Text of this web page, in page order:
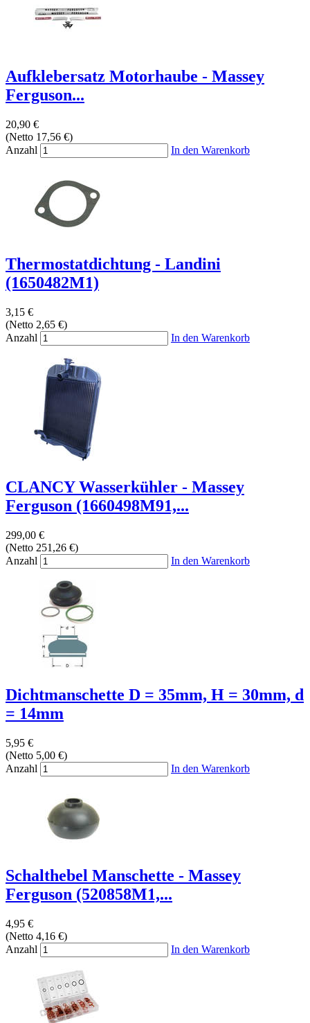
Aufklebersatz Motorhaube - Massey
Ferguson...
20,90 €
(Netto 17,56 €)
Anzahl
In den Warenkorb
Thermostatdichtung - Landini
(1650482M1)
3,15 €
(Netto 2,65 €)
Anzahl
In den Warenkorb
CLANCY Wasserkühler - Massey
Ferguson (1660498M91,...
299,00 €
(Netto 251,26 €)
Anzahl
In den Warenkorb
Dichtmanschette D = 35mm, H = 30mm, d
= 14mm
5,95 €
(Netto 5,00 €)
Anzahl
In den Warenkorb
Schalthebel Manschette - Massey
Ferguson (520858M1,...
4,95 €
(Netto 4,16 €)
Anzahl
In den Warenkorb